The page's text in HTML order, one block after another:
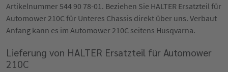
Artikelnummer 544 90 78-01. Beziehen Sie HALTER Ersatzteil für
Automower 210C für Unteres Chassis direkt über uns. Verbaut
Anfang kann es im Automower 210C seitens Husqvarna.
Lieferung von HALTER Ersatzteil für Automower
210C